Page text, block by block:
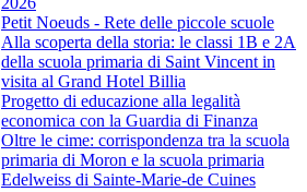
Petit Noeuds - Rete delle piccole scuole
Alla scoperta della storia: le classi 1B e 2A
della scuola primaria di Saint Vincent in
visita al Grand Hotel Billia
Progetto di educazione alla legalità
economica con la Guardia di Finanza
Oltre le cime: corrispondenza tra la scuola
primaria di Moron e la scuola primaria
Edelweiss di Sainte-Marie-de Cuines